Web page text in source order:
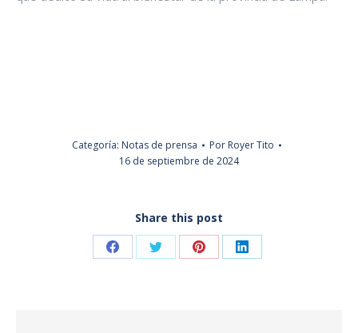
Categoría: Notas de prensa Por Royer Tito
16 de septiembre de 2024
Share this post
Share Share Share Share